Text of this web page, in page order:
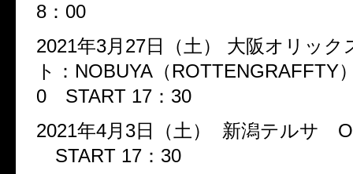
8：00
2021年3月27日（土） 大阪オリッ
ト：NOBUYA（ROTTENGRAFFTY
0 START 17：30
2021年4月3日（土） 新潟テルサ
START 17：30